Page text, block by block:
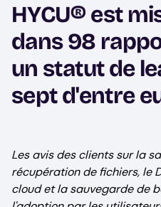
HYCU® est
dans 98
un statut de
sept d'entre
Les avis des clients sur la
récupération de fichiers, le
cloud et la sauvegarde de